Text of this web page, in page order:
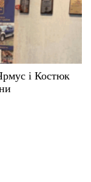
і Костюк